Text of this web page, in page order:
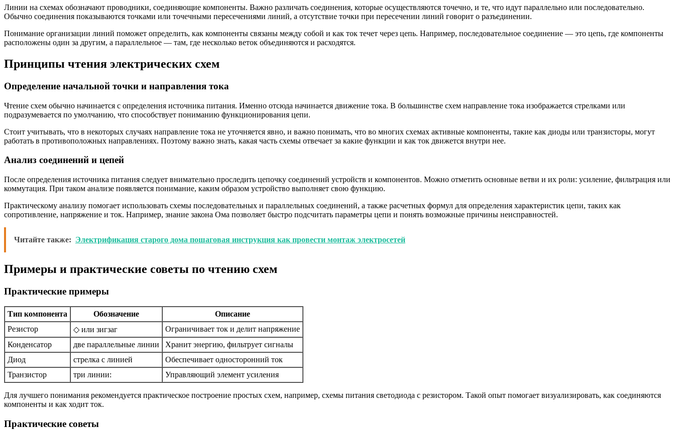
Линии на схемах обозначают проводники, соединяющие компоненты. Важно различать соединения, которые осуществляются точечно, и те, что идут параллельно или последовательно.
Обычно соединения показываются точками или точечными пересечениями линий, а отсутствие точки при пересечении линий говорит о разъединении.
Понимание организации линий поможет определить, как компоненты связаны между собой и как ток течет через цепь. Например, последовательное соединение — это цепь, где компоненты
расположены один за другим, а параллельное — там, где несколько веток объединяются и расходятся.
Принципы чтения электрических схем
Определение начальной точки и направления тока
Чтение схем обычно начинается с определения источника питания. Именно отсюда начинается движение тока. В большинстве схем направление тока изображается стрелками или
подразумевается по умолчанию, что способствует пониманию функционирования цепи.
Стоит учитывать, что в некоторых случаях направление тока не уточняется явно, и важно понимать, что во многих схемах активные компоненты, такие как диоды или транзисторы, могут
работать в противоположных направлениях. Поэтому важно знать, какая часть схемы отвечает за какие функции и как ток движется внутри нее.
Анализ соединений и цепей
После определения источника питания следует внимательно проследить цепочку соединений устройств и компонентов. Можно отметить основные ветви и их роли: усиление, фильтрация или
коммутация. При таком анализе появляется понимание, каким образом устройство выполняет свою функцию.
Практическому анализу помогает использовать схемы последовательных и параллельных соединений, а также расчетных формул для определения характеристик цепи, таких как
сопротивление, напряжение и ток. Например, знание закона Ома позволяет быстро подсчитать параметры цепи и понять возможные причины неисправностей.
Читайте также: Электрификация старого дома пошаговая инструкция как провести монтаж электросетей
Примеры и практические советы по чтению схем
Практические примеры
Тип компонента Обозначение
Описание
Резистор
◇ или зигзаг
Ограничивает ток и делит напряжение
Конденсатор
две параллельные линии
Хранит энергию, фильтрует сигналы
Диод
стрелка с линией
Обеспечивает односторонний ток
Транзистор
три линии: Управляющий элемент усиления
Для лучшего понимания рекомендуется практическое построение простых схем, например, схемы питания светодиода с резистором. Такой опыт помогает визуализировать, как соединяются
компоненты и как ходит ток.
Практические советы